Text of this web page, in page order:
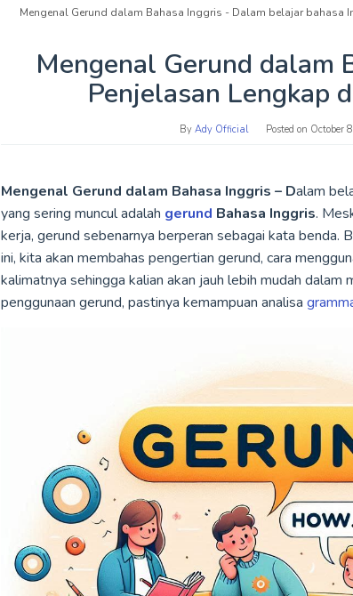
Mengenal Gerund dalam Bahasa Inggris - Dalam belajar bahasa
Mengenal Gerund dalam
Penjelasan Lengkap
By Ady Official Posted on October
Mengenal Gerund dalam Bahasa Inggris – Dalam
yang sering muncul adalah gerund Bahasa Inggris.
kerja, gerund sebenarnya berperan sebagai kata benda.
ini, kita akan membahas pengertian gerund, cara
kalimatnya sehingga kalian akan jauh lebih mudah dalam
penggunaan gerund, pastinya kemampuan analisa